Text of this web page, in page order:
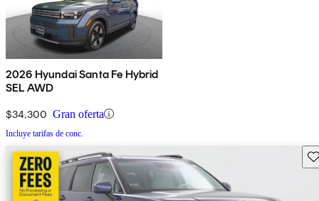
2026 Hyundai Santa Fe Hybrid
SEL AWD
$34,300 Gran oferta
Incluye tarifas de conc.